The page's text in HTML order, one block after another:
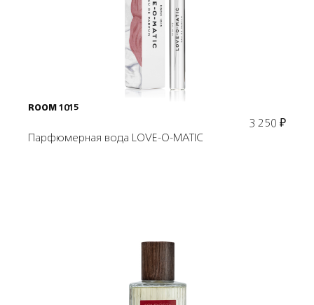
В корзину
ROOM 1015
3 250 ₽
Парфюмерная вода LOVE-O-MATIC
Подробнее